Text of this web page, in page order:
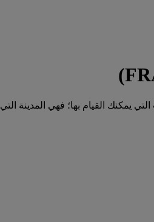
القيام بها؛ فهي المدينة التي